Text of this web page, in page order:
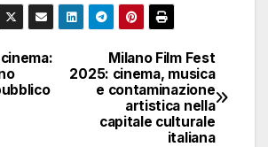
Milano Film Fest
2025: cinema, musica
e contaminazione
artistica nella
capitale culturale
italiana